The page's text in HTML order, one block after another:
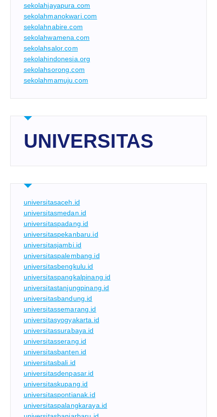
sekolahjayapura.com
sekolahmanokwari.com
sekolahnabire.com
sekolahwamena.com
sekolahsalor.com
sekolahindonesia.org
sekolahsorong.com
sekolahmamuju.com
UNIVERSITAS
universitasaceh.id
universitasmedan.id
universitaspadang.id
universitaspekanbaru.id
universitasjambi.id
universitaspalembang.id
universitasbengkulu.id
universitaspangkalpinang.id
universitastanjungpinang.id
universitasbandung.id
universitassemarang.id
universitasyogyakarta.id
universitassurabaya.id
universitasserang.id
universitasbanten.id
universitasbali.id
universitasdenpasar.id
universitaskupang.id
universitaspontianak.id
universitaspalangkaraya.id